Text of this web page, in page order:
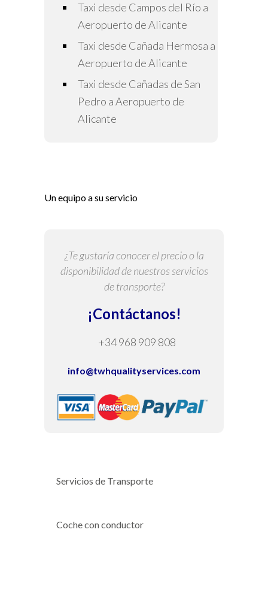
Taxi desde Campos del Río a
Aeropuerto de Alicante
Taxi desde Cañada Hermosa a
Aeropuerto de Alicante
Taxi desde Cañadas de San
Pedro a Aeropuerto de
Alicante
Un equipo a su servicio
¿Te gustaría conocer el precio o la
disponibilidad de nuestros servicios
de transporte?
¡Contáctanos!
+34 968 909 808
info@twhqualityservices.com
Servicios de Transporte
Coche con conductor